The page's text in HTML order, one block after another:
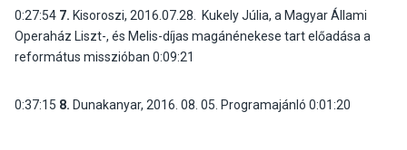
0:27:54 7. Kisoroszi, 2016.07.28. Kukely Júlia, a Magyar Állami
Operaház Liszt-, és Melis-díjas magánénekese tart előadása a
református misszióban 0:09:21
0:37:15 8. Dunakanyar, 2016. 08. 05. Programajánló 0:01:20